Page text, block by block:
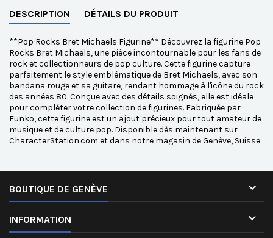
DESCRIPTION DÉTAILS DU PRODUIT
**Pop Rocks Bret Michaels Figurine** Découvrez la figurine Pop
Rocks Bret Michaels, une pièce incontournable pour les fans de
rock et collectionneurs de pop culture. Cette figurine capture
parfaitement le style emblématique de Bret Michaels, avec son
bandana rouge et sa guitare, rendant hommage à l'icône du rock
des années 80. Conçue avec des détails soignés, elle est idéale
pour compléter votre collection de figurines. Fabriquée par
Funko, cette figurine est un ajout précieux pour tout amateur de
musique et de culture pop. Disponible dès maintenant sur
CharacterStation.com et dans notre magasin de Genève, Suisse.
BOUTIQUE DE GENÈVE 
INFORMATION 